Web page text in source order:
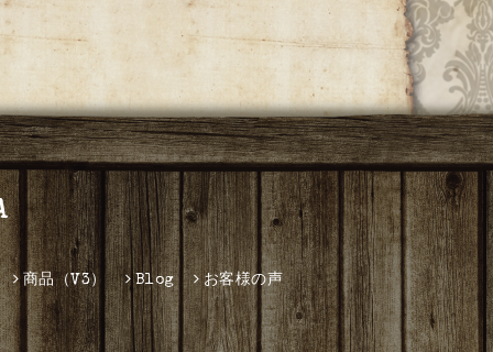
商品（V3） Blog お客様の声